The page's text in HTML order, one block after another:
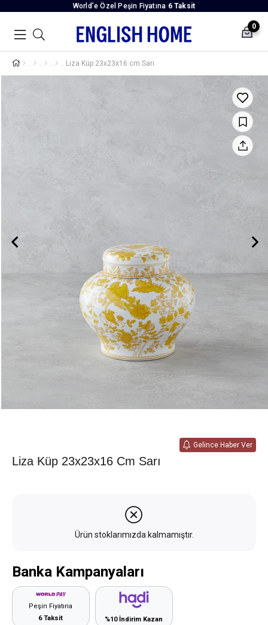
World’e Özel Peşin Fiyatına 6 Taksit
0
Liza Küp 23x23x16 cm Sarı
Gelince Haber Ver
Liza Küp 23x23x16 Cm Sarı
Ürün stoklarımızda kalmamıştır.
Banka Kampanyaları
Peşin Fiyatına
6 Taksit
%10 İndirim Kazan